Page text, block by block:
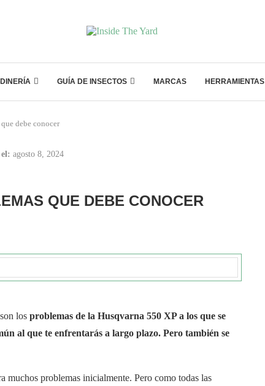
GUÍA DE INSECTOS MARCAS HERRAMIENTAS
debe conocer
agosto 8, 2024
QUE DEBE CONOCER
los problemas de la Husqvarna 550 XP a los que se
al que te enfrentarás a largo plazo. Pero también se
muchos problemas inicialmente. Pero como todas las